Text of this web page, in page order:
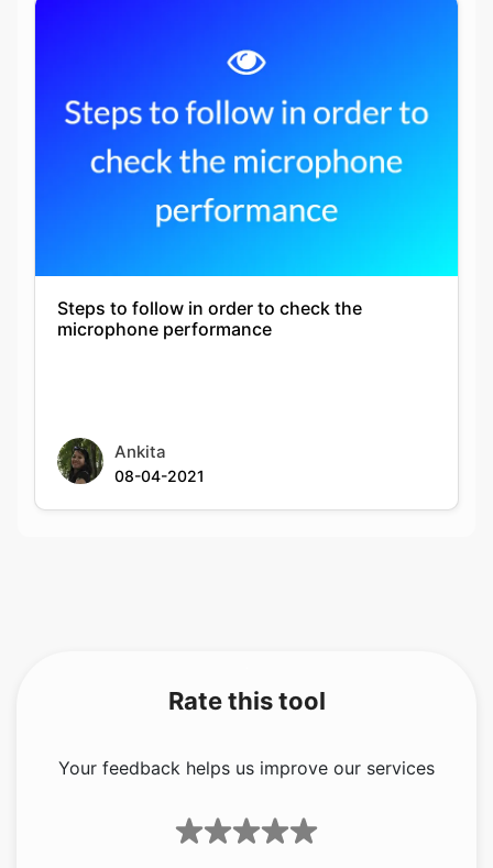
Steps to follow in order to check the
microphone performance
Ankita
08-04-2021
Rate this tool
Your feedback helps us improve our services